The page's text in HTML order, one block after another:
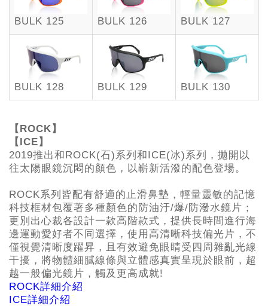
BULK 125 BULK 126 BULK 127
BULK 128 BULK 129 BULK 130
【ROCK】
【ICE】
2019推出和ROCK(石)系列和ICE(冰)系列，拋開以
往太陽眼鏡沉悶的顏色，以嶄新活潑的配色登場。
ROCK系列皆配有舒適的止滑鼻墊，輕量靈敏的記憶
科技框材包覆著多種顏色的防油汙/爆/防潑水鏡片；
更別出心裁各設計一款高階款式，提供長時間進行海
邊運動愛好者不同選擇，使用高清晰科技偏光片，不
僅視覺清晰度躍昇，且有效避免眼睛受四周雜亂光線
干擾，將物體細膩線條與立體感真實呈現於眼前，超
越一般偏光鏡片，觸及更高成就!
ROCK詳細介紹
ICE詳細介紹